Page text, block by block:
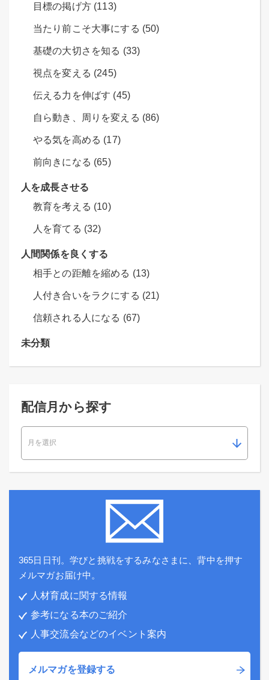
目標の掲げ方 (113)
当たり前こそ大事にする (50)
基礎の大切さを知る (33)
視点を変える (245)
伝える力を伸ばす (45)
自ら動き、周りを変える (86)
やる気を高める (17)
前向きになる (65)
人を成長させる
教育を考える (10)
人を育てる (32)
人間関係を良くする
相手との距離を縮める (13)
人付き合いをラクにする (21)
信頼される人になる (67)
未分類
配信月から探す
365日日刊。学びと挑戦をするみなさまに、背中を押す
メルマガお届け中。
人材育成に関する情報
参考になる本のご紹介
人事交流会などのイベント案内
メルマガを登録する